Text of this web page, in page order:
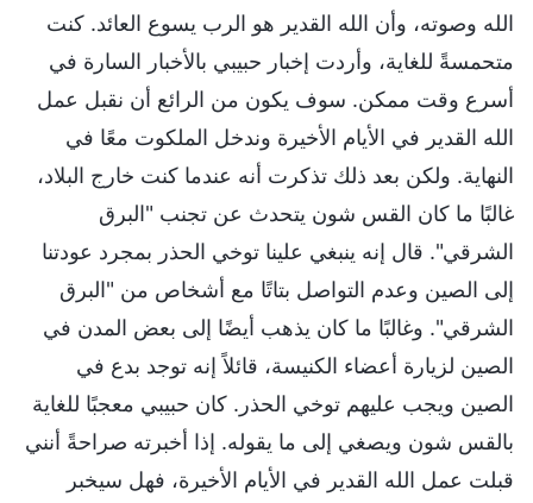
الله وصوته، وأن الله القدير هو الرب يسوع العائد. كنت
متحمسةً للغاية، وأردت إخبار حبيبي بالأخبار السارة في
أسرع وقت ممكن. سوف يكون من الرائع أن نقبل عمل
الله القدير في الأيام الأخيرة وندخل الملكوت معًا في
النهاية. ولكن بعد ذلك تذكرت أنه عندما كنت خارج البلاد،
غالبًا ما كان القس شون يتحدث عن تجنب "البرق
الشرقي". قال إنه ينبغي علينا توخي الحذر بمجرد عودتنا
إلى الصين وعدم التواصل بتاتًا مع أشخاص من "البرق
الشرقي". وغالبًا ما كان يذهب أيضًا إلى بعض المدن في
الصين لزيارة أعضاء الكنيسة، قائلاً إنه توجد بدع في
الصين ويجب عليهم توخي الحذر. كان حبيبي معجبًا للغاية
بالقس شون ويصغي إلى ما يقوله. إذا أخبرته صراحةً أنني
قبلت عمل الله القدير في الأيام الأخيرة، فهل سيخبر